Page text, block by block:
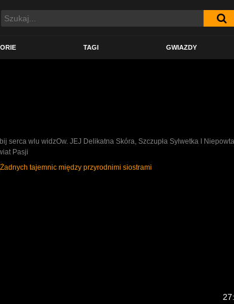
TAGI GWIAZDY
serca wlu widzOw. JEJ Delikatna Skóra, Szczupła Sylwetka I
Pasji